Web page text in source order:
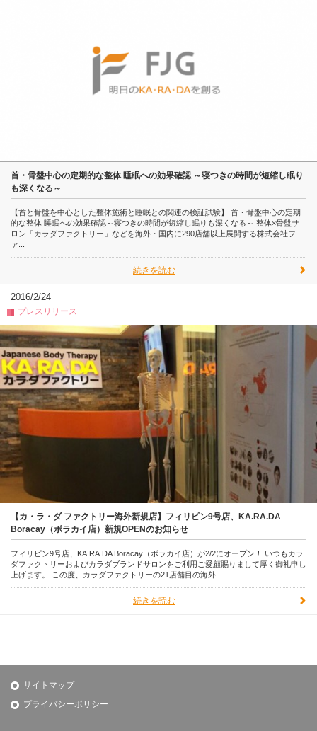
首・骨盤中心の定期的な整体 睡眠への効果確認 ～寝つきの時間が短縮し眠り
も深くなる～
【首と骨盤を中心とした整体施術と睡眠との関連の検証試験】 首・骨盤中心の定期
的な整体 睡眠への効果確認～寝つきの時間が短縮し眠りも深くなる～ 整体×骨盤サ
ロン「カラダファクトリー」などを海外・国内に290店舗以上展開する株式会社フ
ァ...
続きを読む
2016/2/24
プレスリリース
【カ・ラ・ダ ファクトリー海外新規店】フィリピン9号店、KA.RA.DA
Boracay（ボラカイ店）新規OPENのお知らせ
フィリピン9号店、KA.RA.DA Boracay（ボラカイ店）が2/2にオープン！ いつもカラ
ダファクトリーおよびカラダブランドサロンをご利用ご愛顧賜りまして厚く御礼申し
上げます。 この度、カラダファクトリーの21店舗目の海外...
続きを読む
サイトマップ
プライバシーポリシー